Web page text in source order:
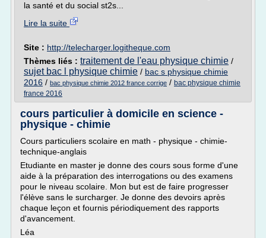
la santé et du social st2s...
Lire la suite
Site : http://telecharger.logitheque.com
Thèmes liés : traitement de l'eau physique chimie /
sujet bac l physique chimie / bac s physique chimie
2016 / bac physique chimie 2012 france corrige / bac physique chimie
france 2016
cours particulier à domicile en science -
physique - chimie
Cours particuliers scolaire en math - physique - chimie-
technique-anglais
Etudiante en master je donne des cours sous forme d'une
aide à la préparation des interrogations ou des examens
pour le niveau scolaire. Mon but est de faire progresser
l'élève sans le surcharger. Je donne des devoirs après
chaque leçon et fournis périodiquement des rapports
d'avancement.
Léa